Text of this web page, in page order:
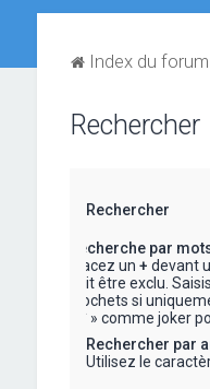
Index du forum
Rechercher
Rechercher
Recherche par
Placez un + devant
doit être exclu.
crochets si
« * » comme joker
Rechercher par
Utilisez le